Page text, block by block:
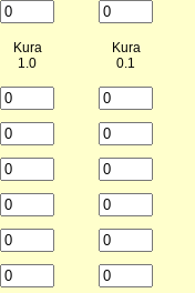
Kura
1.0
Kura
0.1